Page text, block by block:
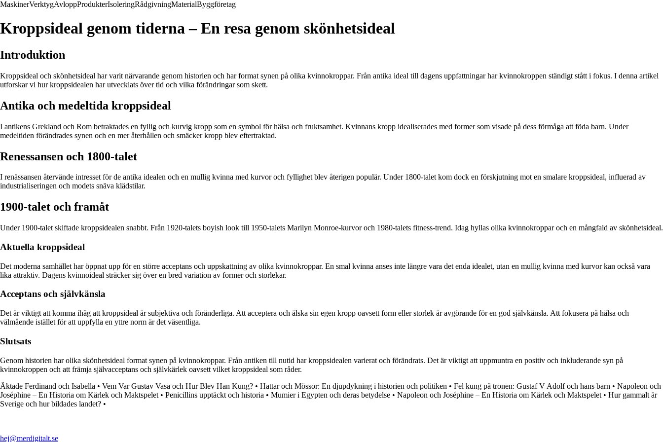
MaskinerVerktygAvloppProdukterIsoleringRådgivningMaterialByggföretag
Kroppsideal genom tiderna – En resa genom skönhetsideal
Introduktion
Kroppsideal och skönhetsideal har varit närvarande genom historien och har format synen på olika kvinnokroppar. Från antika ideal till dagens uppfattningar har kvinnokroppen ständigt stått i fokus. I denna artikel
utforskar vi hur kroppsidealen har utvecklats över tid och vilka förändringar som skett.
Antika och medeltida kroppsideal
I antikens Grekland och Rom betraktades en fyllig och kurvig kropp som en symbol för hälsa och fruktsamhet. Kvinnans kropp idealiserades med former som visade på dess förmåga att föda barn. Under
medeltiden förändrades synen och en mer återhållen och smäcker kropp blev eftertraktad.
Renessansen och 1800-talet
I renässansen återvände intresset för de antika idealen och en mullig kvinna med kurvor och fyllighet blev återigen populär. Under 1800-talet kom dock en förskjutning mot en smalare kroppsideal, influerad av
industrialiseringen och modets snäva klädstilar.
1900-talet och framåt
Under 1900-talet skiftade kroppsidealen snabbt. Från 1920-talets boyish look till 1950-talets Marilyn Monroe-kurvor och 1980-talets fitness-trend. Idag hyllas olika kvinnokroppar och en mångfald av skönhetsideal.
Aktuella kroppsideal
Det moderna samhället har öppnat upp för en större acceptans och uppskattning av olika kvinnokroppar. En smal kvinna anses inte längre vara det enda idealet, utan en mullig kvinna med kurvor kan också vara
lika attraktiv. Dagens kvinnoideal sträcker sig över en bred variation av former och storlekar.
Acceptans och självkänsla
Det är viktigt att komma ihåg att kroppsideal är subjektiva och föränderliga. Att acceptera och älska sin egen kropp oavsett form eller storlek är avgörande för en god självkänsla. Att fokusera på hälsa och
välmående istället för att uppfylla en yttre norm är det väsentliga.
Slutsats
Genom historien har olika skönhetsideal format synen på kvinnokroppar. Från antiken till nutid har kroppsidealen varierat och förändrats. Det är viktigt att uppmuntra en positiv och inkluderande syn på
kvinnokroppen och att främja självacceptans och självkärlek oavsett vilket kroppsideal som råder.
Äktade Ferdinand och Isabella • Vem Var Gustav Vasa och Hur Blev Han Kung? • Hattar och Mössor: En djupdykning i historien och politiken • Fel kung på tronen: Gustaf V Adolf och hans barn • Napoleon och
Joséphine – En Historia om Kärlek och Maktspelet • Penicillins upptäckt och historia • Mumier i Egypten och deras betydelse • Napoleon och Joséphine – En Historia om Kärlek och Maktspelet • Hur gammalt är
Sverige och hur bildades landet? •
hej@merdigitalt.se